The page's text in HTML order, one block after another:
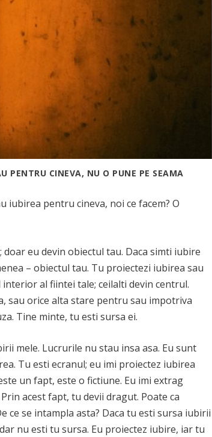
PENTRU CINEVA, NU O PUNE PE SEAMA
iubirea pentru cineva, noi ce facem? O
eu devin obiectul tau. Daca simti iubire
– obiectul tau. Tu proiectezi iubirea sau
al fiintei tale; ceilalti devin centrul.
sau orice alta stare pentru sau impotriva
Tine minte, tu esti sursa ei.
mele. Lucrurile nu stau insa asa. Eu sunt
Tu esti ecranul; eu imi proiectez iubirea
un fapt, este o fictiune. Eu imi extrag
acest fapt, tu devii dragut. Poate ca
se intampla asta? Daca tu esti sursa iubirii
nu esti tu sursa. Eu proiectez iubire, iar tu